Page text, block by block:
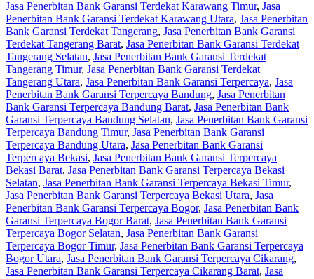
Jasa Penerbitan Bank Garansi Terdekat Karawang Timur, Jasa
Penerbitan Bank Garansi Terdekat Karawang Utara, Jasa Penerbitan
Bank Garansi Terdekat Tangerang, Jasa Penerbitan Bank Garansi
Terdekat Tangerang Barat, Jasa Penerbitan Bank Garansi Terdekat
Tangerang Selatan, Jasa Penerbitan Bank Garansi Terdekat
Tangerang Timur, Jasa Penerbitan Bank Garansi Terdekat
Tangerang Utara, Jasa Penerbitan Bank Garansi Terpercaya, Jasa
Penerbitan Bank Garansi Terpercaya Bandung, Jasa Penerbitan
Bank Garansi Terpercaya Bandung Barat, Jasa Penerbitan Bank
Garansi Terpercaya Bandung Selatan, Jasa Penerbitan Bank Garansi
Terpercaya Bandung Timur, Jasa Penerbitan Bank Garansi
Terpercaya Bandung Utara, Jasa Penerbitan Bank Garansi
Terpercaya Bekasi, Jasa Penerbitan Bank Garansi Terpercaya
Bekasi Barat, Jasa Penerbitan Bank Garansi Terpercaya Bekasi
Selatan, Jasa Penerbitan Bank Garansi Terpercaya Bekasi Timur,
Jasa Penerbitan Bank Garansi Terpercaya Bekasi Utara, Jasa
Penerbitan Bank Garansi Terpercaya Bogor, Jasa Penerbitan Bank
Garansi Terpercaya Bogor Barat, Jasa Penerbitan Bank Garansi
Terpercaya Bogor Selatan, Jasa Penerbitan Bank Garansi
Terpercaya Bogor Timur, Jasa Penerbitan Bank Garansi Terpercaya
Bogor Utara, Jasa Penerbitan Bank Garansi Terpercaya Cikarang,
Jasa Penerbitan Bank Garansi Terpercaya Cikarang Barat, Jasa